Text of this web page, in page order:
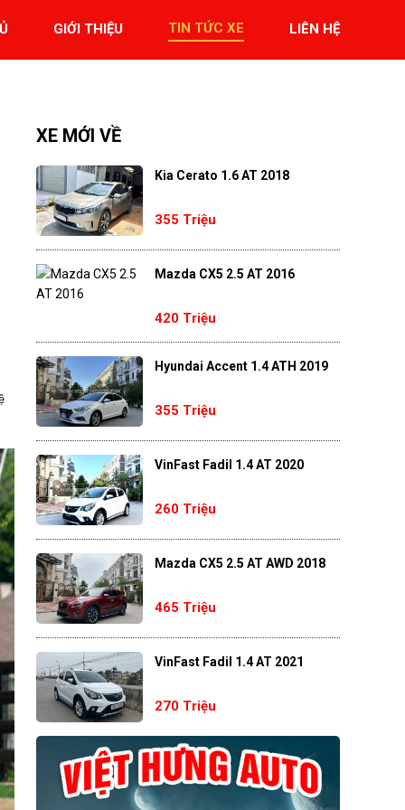
GIỚI THIỆU TIN TỨC XE LIÊN HỆ
XE MỚI VỀ
Kia Cerato 1.6 AT 2018
355 Triệu
Mazda CX5 2.5 AT 2016
420 Triệu
Hyundai Accent 1.4 ATH 2019
355 Triệu
VinFast Fadil 1.4 AT 2020
260 Triệu
Mazda CX5 2.5 AT AWD 2018
465 Triệu
VinFast Fadil 1.4 AT 2021
270 Triệu